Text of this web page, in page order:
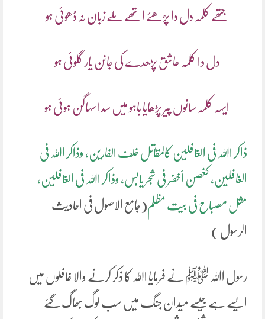
جتھے کلمہ دل دا پڑھئے اتھے ملے زبان نہ ڈھوئی ہو
دل دا کلمہ عاشق پڑھدے کی جانن یار گلوئی ہو
ایہہ کلمہ سانوں پیر پڑھایا باہو میں سدا سہاگن ہوئی ہو
ذاکر اﷲ فی الغافلین کالمقاتل خلف الفارین، وذاکر اﷲ فی
الغافلین، کغصن أخضر فی شجر یابس، وذاکر اﷲ فی الغافلین،
مثل مصباح فی بیت مظلم(جامع الاصول فی احادیث
الرسول )
رسول اﷲ ﷺ نے فرمایا اﷲ کا ذکر کرنے والا غافلوں میں
ایسے ہے جیسے میدان جنگ میں سب لوگ بھاگ گئے